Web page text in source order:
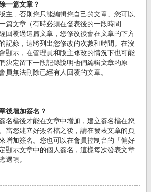
一篇文章？
主，否則您只能編輯您自己的文章。您可以
篇文章（有時必須在發表後的一段時間
回覆過這篇文章，您修改後會在文章的下方
記錄，這將列出您修改的次數和時間。在沒
顯示，在管理員和版主修改的情況下也可能
決定留下一段記錄說明他們編輯文章的原
員無法刪除已經有人回覆的文章。
後增加簽名？
名檔後才能在文章中增加，建立簽名檔在您
當您建立好簽名檔之後，請在發表文章的頁
來增加簽名。您也可以在會員控制台的「偏好
顯示文章中的個人簽名，這樣每次發表文章
選項。